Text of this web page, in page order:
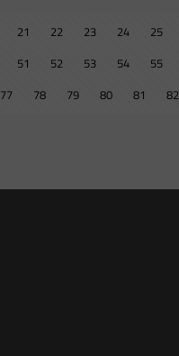
21 22 23 24 25
51 52 53 54 55
77 78 79 80 81 82